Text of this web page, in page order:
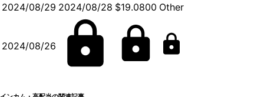
2024/08/29 2024/08/28 $19.0800 Other
2024/08/26